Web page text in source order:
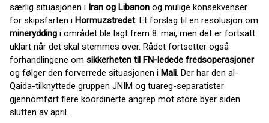
særlig situasjonen i Iran og Libanon og mulige konsekvenser
for skipsfarten i Hormuzstredet. Et forslag til en resolusjon om
minerydding i området ble lagt frem 8. mai, men det er fortsatt
uklart når det skal stemmes over. Rådet fortsetter også
forhandlingene om sikkerheten til FN-ledede fredsoperasjoner
og følger den forverrede situasjonen i Mali. Der har den al-
Qaida-tilknyttede gruppen JNIM og tuareg-separatister
gjennomført flere koordinerte angrep mot store byer siden
slutten av april.